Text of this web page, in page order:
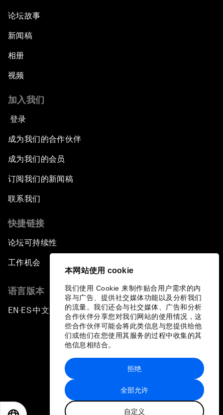
本网站使用 cookie
我们使用 Cookie 来制作贴合用户需求的内
容与广告、提供社交媒体功能以及分析我们
的流量。我们还会与社交媒体、广告和分析
合作伙伴分享您对我们网站的使用情况，这
些合作伙伴可能会将此类信息与您提供给他
们或他们在您使用其服务的过程中收集的其
他信息相结合。
全部允许
自定义
拒绝
论坛故事
新闻稿
相册
视频
加入我们
登录
成为我们的合作伙伴
成为我们的会员
订阅我们的新闻稿
联系我们
快捷链接
论坛可持续性
工作机会
语言版本
EN ▪ES▪中文▪ 日本語
站点地图